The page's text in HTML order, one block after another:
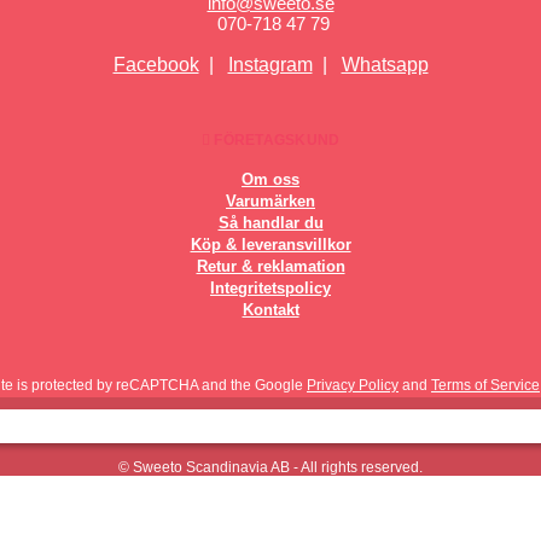
070-718 47 79
Facebook| Instagram| Whatsapp
Om oss
Varumärken
Så handlar du
Köp & leveransvillkor
Retur & reklamation
Integritetspolicy
Kontakt
is protected by reCAPTCHA and the Google Privacy Policy and Terms of Service
© Sweeto Scandinavia AB - All rights reserved.